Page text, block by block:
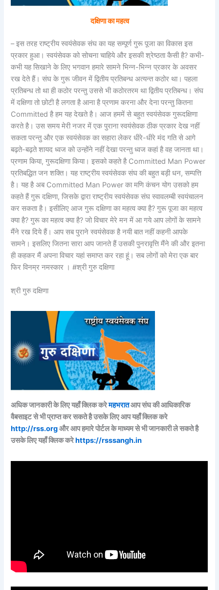
दक्षिणा का महत्व
– इस तरह राष्ट्रीय स्वयंसेवक संघ का यह सम्पूर्ण गुरू पूजा का विकास इस
प्रकार हुआ। स्वयंसेवक को सोचना चाहिये और इसकी श्रेष्ठता कैसी है? कभी-
कभी यह सिखाने के लिए भगवान हमारे सामने भिन्न-भिन्न प्रकार के अवसर
रख देते हैं। संघ के गुरू जीवन में द्वितीय प्रतिबन्ध अत्यन्त कठोर था। पहला
प्रतिबन्ध तो था ही कठोर परन्तु उससे भी कठोरतरम था द्वितीय प्रतिबन्ध। संघ
में दक्षिणा तो छोटी है लगता है आना है प्रणाम करना और देना परन्तु कितना
Committed है हम यह देखते है। आज हममें से बहुत स्वयंसेवक गुरूदक्षिणा
करते है। उस समय मेरी नजर में एक पुराना स्वयंसेवक ठीक प्रकार देख नहीं
सकता परन्तु और एक स्वयंसेवक का सहारा लेकर धीरे-धीरे मंद गति से आगे
बढ़ते-बढ़ते शायद ध्वज को उन्होंने नहीं देखा परन्तु ध्वज कहां है वह जानता था।
प्रणाम किया, गुरूदक्षिणा किया। इसको कहते है Committed Man Power
प्रतिबद्धित जन शक्ति। यह राष्ट्रीय स्वयंसेवक संघ की बहुत बड़ी धन, सम्पत्ति
है। यह है अब Committed Man Power का मणि कंचन योग उसको हम
कहते हैं गुरू दक्षिणा, जिसके द्वारा राष्ट्रीय स्वयंसेवक संघ स्वावलम्बी स्वयंचालन
कर सकता है। इसीलिए आज गुरू दक्षिणा का महत्व क्या है? गुरू पूजा का महत्व
क्या है? गुरू का महत्व क्या है? जो विचार मेरे मन में आ गये आप लोगों के सामने
मैंने रख दिये हैं। आप सब पुराने स्वयंसेवक है नयी बात नहीं कहनी आपके
सामने। इसलिए जितना सारा आप जानते हैं उसकी पुनरावृत्ति मैंने की और इतना
ही कहकर मैं अपना विचार यहां समाप्त कर रहा हूं। सब लोगों को मेरा एक बार
फिर विनम्र नमस्कार । #श्री गुरु दक्षिणा
श्री गुरु दक्षिणा
अधिक जानकारी के लिए यहाँ क्लिक करेमहभरातआप संघ की आधिकारिक
वैबसाइट से भी प्राप्त कर सकते है उसके लिए आप यहाँ क्लिक करे
http://rss.orgऔर आप हमारे पोर्टल के माध्यम से भी जानकारी ले सकते है
उसके लिए यहाँ क्लिक करेhttps://rsssangh.in